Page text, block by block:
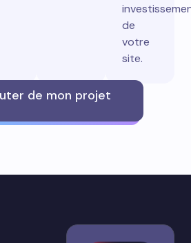
de
votre
site.
de mon projet